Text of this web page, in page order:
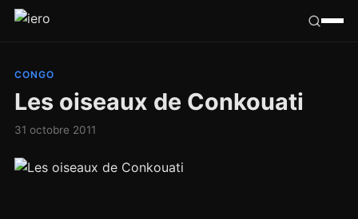
Congo
CONGO
Les oiseaux de Conkouati
31 octobre 2011